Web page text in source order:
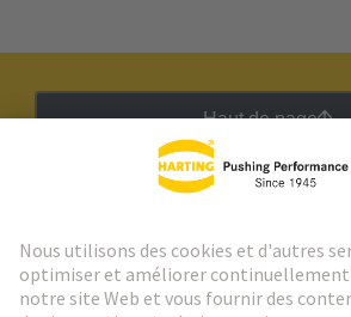
Haut de page